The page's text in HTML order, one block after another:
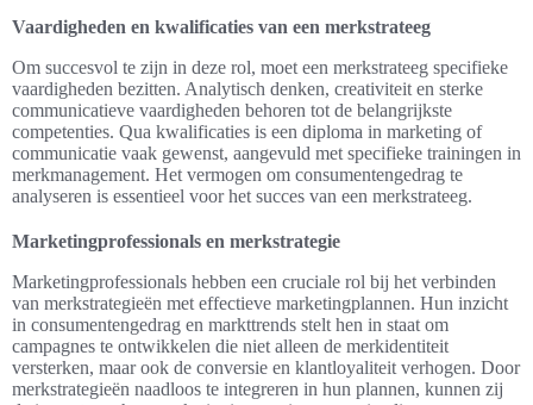
Vaardigheden en kwalificaties van een merkstrateeg
Om succesvol te zijn in deze rol, moet een merkstrateeg specifieke
vaardigheden bezitten. Analytisch denken, creativiteit en sterke
communicatieve vaardigheden behoren tot de belangrijkste
competenties. Qua kwalificaties is een diploma in marketing of
communicatie vaak gewenst, aangevuld met specifieke trainingen in
merkmanagement. Het vermogen om consumentengedrag te
analyseren is essentieel voor het succes van een merkstrateeg.
Marketingprofessionals en merkstrategie
Marketingprofessionals hebben een cruciale rol bij het verbinden
van merkstrategieën met effectieve marketingplannen. Hun inzicht
in consumentengedrag en markttrends stelt hen in staat om
campagnes te ontwikkelen die niet alleen de merkidentiteit
versterken, maar ook de conversie en klantloyaliteit verhogen. Door
merkstrategieën naadloos te integreren in hun plannen, kunnen zij